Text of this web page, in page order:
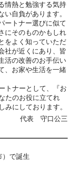
情熱と勉強する気持
い自負があります。
ートナー選びに似て
にそのものかもしれ
をよく知っていただ
社が近くにあり、皆
活の改善のお手伝い
、お家や生活を一緒
トナーとして、『お
たのお役に立てれ
みにしております。
代表 守口公三
で誕生